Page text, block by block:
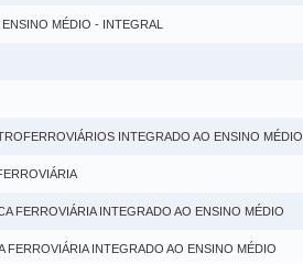
MÉDIO - INTEGRAL
INTEGRADO AO ENSINO MÉDIO
FERROVIÁRIA INTEGRADO AO ENSINO MÉDIO
INTEGRADO AO ENSINO MÉDIO